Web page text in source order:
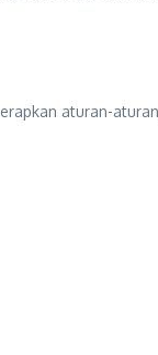
aturan-